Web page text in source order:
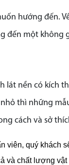
hướng đến.
đến một không
lát nền có kích
thì những
cách và sở
viên, quý khách
và chất lượng